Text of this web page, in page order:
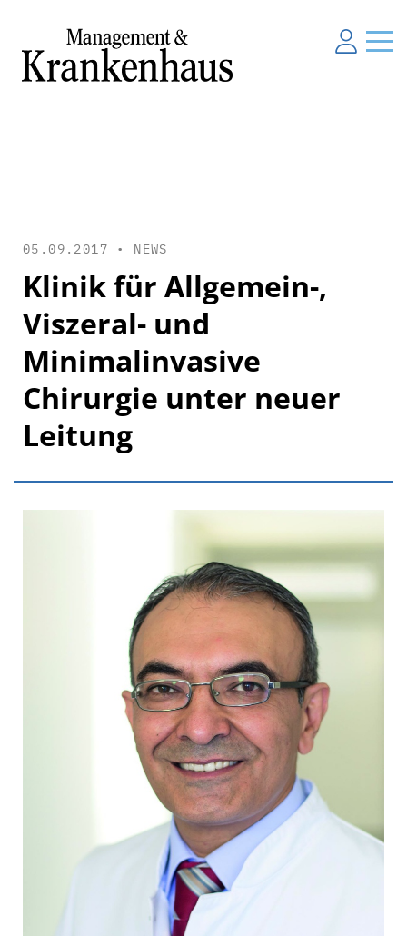
05.09.2017 • NEWS
Klinik für Allgemein-,
Viszeral- und
Minimalinvasive
Chirurgie unter neuer
Leitung